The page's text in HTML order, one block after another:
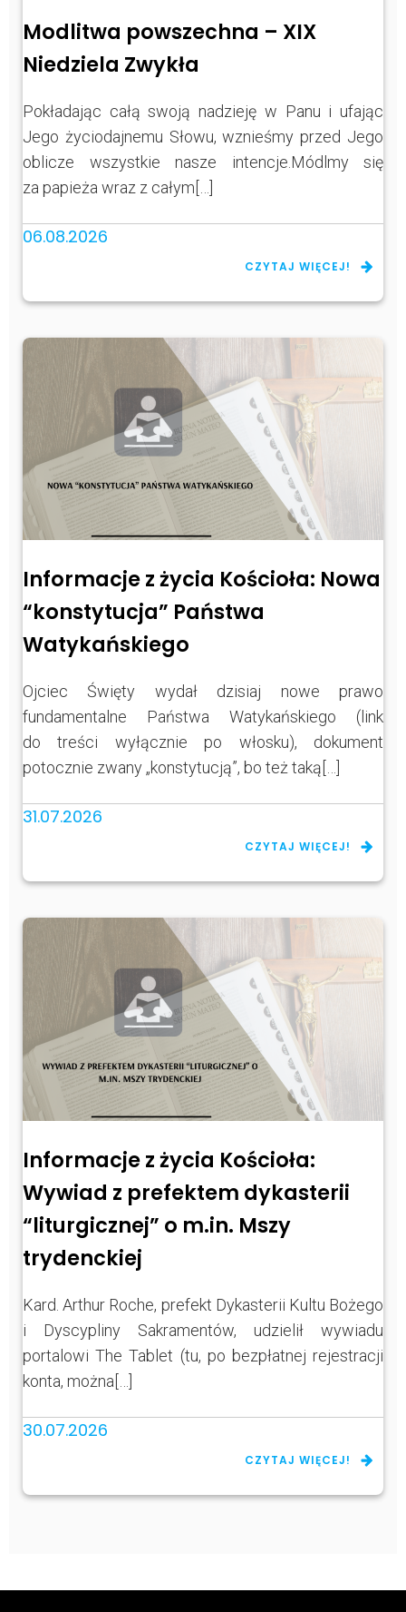
Modlitwa powszechna – XIX
Niedziela Zwykła
Pokładając całą swoją nadzieję w Panu i ufając
Jego życiodajnemu Słowu, wznieśmy przed Jego
oblicze wszystkie nasze intencje.Módlmy się
za papieża wraz z całym[…]
06.08.2026
CZYTAJ WIĘCEJ!
Informacje z życia Kościoła: Nowa
“konstytucja” Państwa
Watykańskiego
Ojciec Święty wydał dzisiaj nowe prawo
fundamentalne Państwa Watykańskiego (link
do treści wyłącznie po włosku), dokument
potocznie zwany „konstytucją”, bo też taką[…]
31.07.2026
CZYTAJ WIĘCEJ!
Informacje z życia Kościoła:
Wywiad z prefektem dykasterii
“liturgicznej” o m.in. Mszy
trydenckiej
Kard. Arthur Roche, prefekt Dykasterii Kultu Bożego
i Dyscypliny Sakramentów, udzielił wywiadu
portalowi The Tablet (tu, po bezpłatnej rejestracji
konta, można[…]
30.07.2026
CZYTAJ WIĘCEJ!